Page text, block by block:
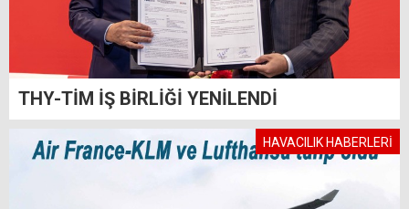
THY-TİM İŞ BİRLİĞİ YENİLENDİ
HAVACILIK HABERLERİ